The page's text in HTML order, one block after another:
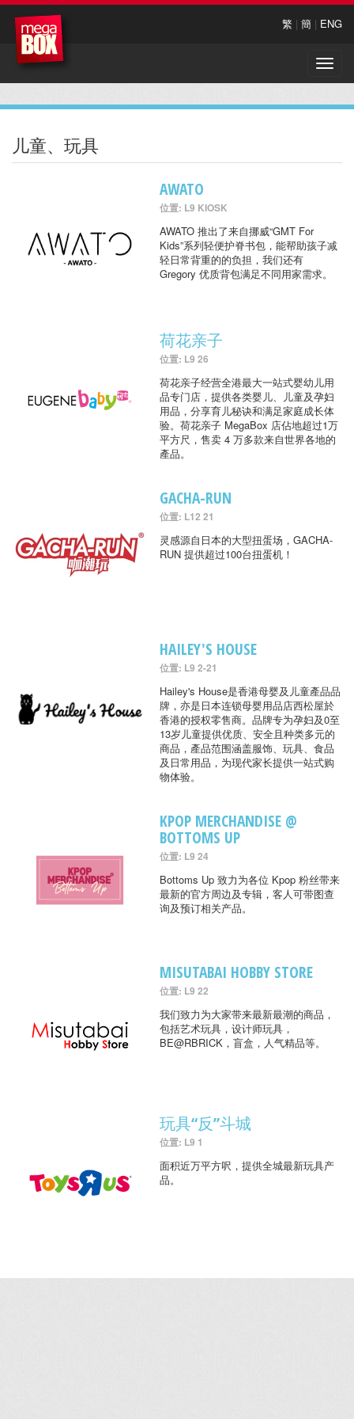
繁 | 簡 | ENG
Toggle
儿童、玩具
AWATO
位置: L9 KIOSK
AWATO 推出了来自挪威“GMT For
Kids”系列轻便护脊书包，能帮助孩子减
轻日常背重的的负担，我们还有
Gregory 优质背包满足不同用家需求。
荷花亲子
位置: L9 26
荷花亲子经营全港最大一站式婴幼儿用
品专门店，提供各类婴儿、儿童及孕妇
用品，分享育儿秘诀和满足家庭成长体
验。荷花亲子 MegaBox 店佔地超过1万
平方尺，售卖 4 万多款来自世界各地的
產品。
GACHA-RUN
位置: L12 21
灵感源自日本的大型扭蛋场，GACHA-
RUN 提供超过100台扭蛋机！
HAILEY'S HOUSE
位置: L9 2-21
Hailey's House是香港母婴及儿童產品品
牌，亦是日本连锁母婴用品店西松屋於
香港的授权零售商。品牌专为孕妇及0至
13岁儿童提供优质、安全且种类多元的
商品，產品范围涵盖服饰、玩具、食品
及日常用品，为现代家长提供一站式购
物体验。
KPOP MERCHANDISE @
BOTTOMS UP
位置: L9 24
Bottoms Up 致力为各位 Kpop 粉丝带来
最新的官方周边及专辑，客人可带图查
询及预订相关产品。
MISUTABAI HOBBY STORE
位置: L9 22
我们致力为大家带来最新最潮的商品，
包括艺术玩具，设计师玩具，
BE@RBRICK，盲盒，人气精品等。
玩具“反”斗城
位置: L9 1
面积近万平方呎，提供全城最新玩具产
品。